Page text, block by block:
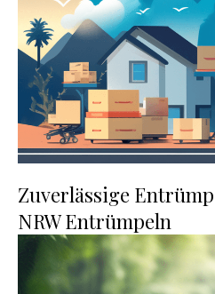
Zuverlässige
NRW Entrümpeln